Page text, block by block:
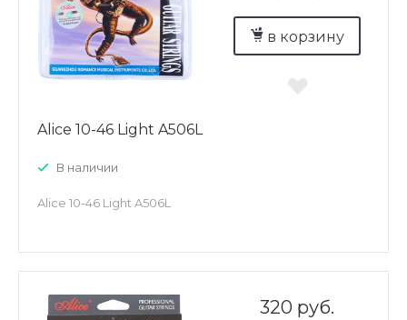
в корзину
Alice 10-46 Light A506L
В наличии
Alice 10-46 Light A506L
320 руб.